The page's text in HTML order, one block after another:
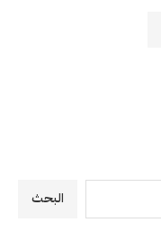
البحث